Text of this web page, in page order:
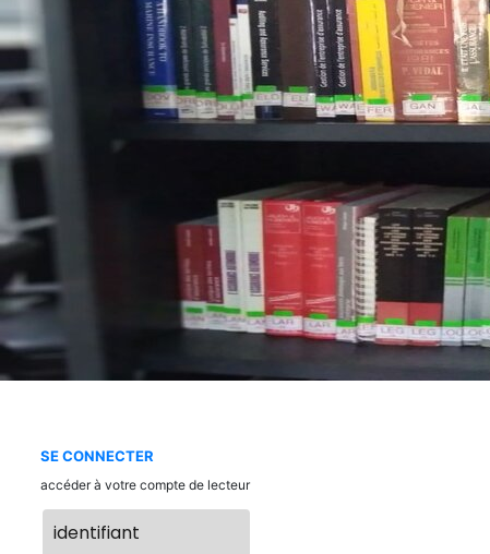
SE CONNECTER
accéder à votre compte de lecteur